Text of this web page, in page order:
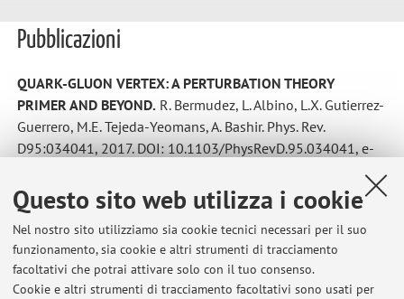
Questo sito web utilizza i cookie
Nel nostro sito utilizziamo sia cookie tecnici necessari per il suo
funzionamento, sia cookie e altri strumenti di tracciamento
facoltativi che potrai attivare solo con il tuo consenso.
Cookie e altri strumenti di tracciamento facoltativi sono usati per
Pubblicazioni
QUARK-GLUON VERTEX: A PERTURBATION THEORY
PRIMER AND BEYOND.R. Bermudez, L. Albino, L.X. Gutierrez-
Guerrero, M.E. Tejeda-Yeomans, A. Bashir. Phys. Rev.
D95:034041, 2017. DOI: 10.1103/PhysRevD.95.034041, e-
DYNAMICAL CHIRAL SYMMETRY BREAKING AND THE
FERMION-GAUGE-BOSON VERTEX.
Chang, C.D. Roberts, Phys.Rev. C85:045205, 2011. DOI:
10.1103/PhysRevC.85.045205, e-Print: arXiv:1112.4847
[nucl-th]